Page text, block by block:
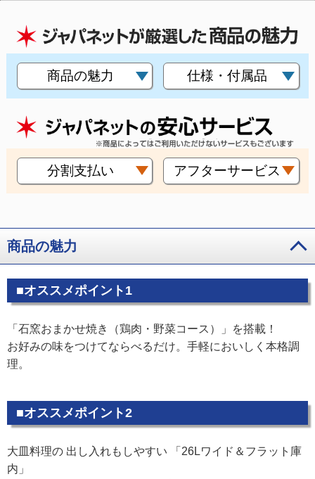
商品の魅力 仕様・付属品
分割支払い アフターサービス
商品の魅力
■オススメポイント1
「石窯おまかせ焼き（鶏肉・野菜コース）」を搭載！
お好みの味をつけてならべるだけ。手軽においしく本格調
理。
■オススメポイント2
大皿料理の 出し入れもしやすい 「26Lワイド＆フラット庫
内」